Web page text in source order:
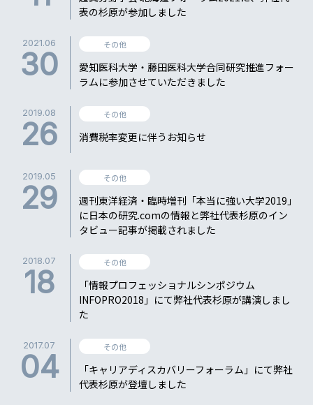
表の杉原が参加しました
2021.06
30
その他
愛知医科大学・藤田医科大学合同研究推進フォー
ラムに参加させていただきました
2019.08
26
その他
消費税率変更に伴うお知らせ
2019.05
29
その他
週刊東洋経済・臨時増刊「本当に強い大学2019」
に日本の研究.comの情報と弊社代表杉原のイン
タビュー記事が掲載されました
2018.07
18
その他
「情報プロフェッショナルシンポジウム
INFOPRO2018」にて弊社代表杉原が講演しまし
た
2017.07
04
その他
「キャリアディスカバリーフォーラム」にて弊社
代表杉原が登壇しました